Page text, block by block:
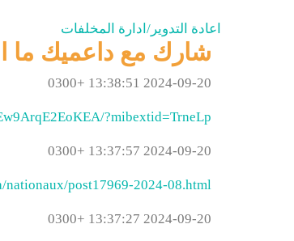
اعادة التدوير/ادارة المخلفات
شارك مع داعميك ما
2024-09-20 13:38:51 +0300
?mibextid=TrneLp
2024-09-20 13:37:57 +0300
nationaux/post17969-2024-08.html
2024-09-20 13:37:27 +0300